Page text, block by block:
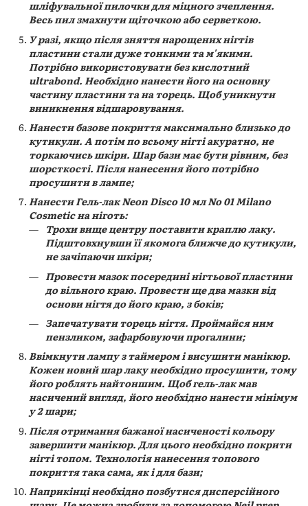
шліфувальної пилочки для міцного зчеплення.
Весь пил змахнути щіточкою або серветкою.
У разі, якщо після зняття нарощених нігтів
пластини стали дуже тонкими та м'якими.
Потрібно використовувати без кислотний
ultrabond. Необхідно нанести його на основну
частину пластини та на торець. Щоб уникнути
виникнення відшаровування.
Нанести базове покриття максимально близько до
кутикули. А потім по всьому нігті акуратно, не
торкаючись шкіри. Шар бази має бути рівним, без
шорсткості. Після нанесення його потрібно
просушити в лампе;
Нанести Гель-лак Neon Disco 10 мл No 01 Milano
Cosmetic на ніготь:
Трохи вище центру поставити краплю лаку.
Підштовхнувши її якомога ближче до кутикули,
не зачіпаючи шкіри;
Провести мазок посередині нігтьової пластини
до вільного краю. Провести ще два мазки від
основи нігтя до його краю, з боків;
Запечатувати торець нігтя. Проймайся ним
пензликом, зафарбовуючи прогалини;
Ввімкнути лампу з таймером і висушити манікюр.
Кожен новий шар лаку необхідно просушити, тому
його роблять найтоншим. Щоб гель-лак мав
насичений вигляд, його необхідно нанести мінімум
у 2 шари;
Після отримання бажаної насиченості кольору
завершити манікюр. Для цього необхідно покрити
нігті топом. Технологія нанесення топового
покриття така сама, як і для бази;
Наприкінці необхідно позбутися дисперсійного